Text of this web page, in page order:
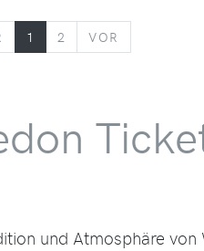
ZURÜCK
1 2 VOR
und Atmosphäre